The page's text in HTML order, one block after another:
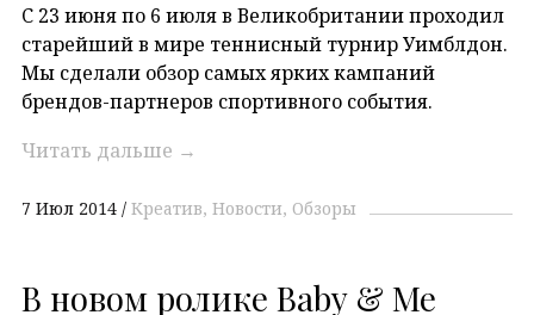
C 23 июня по 6 июля в Великобритании проходил
старейший в мире теннисный турнир Уимблдон.
Мы сделали обзор самых ярких кампаний
брендов-партнеров спортивного события.
Читать дальше →
7 Июл 2014 Креатив Новости Обзоры
В новом ролике Baby & Me